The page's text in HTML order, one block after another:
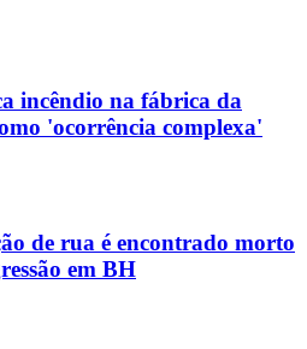
incêndio na fábrica da
'ocorrência complexa'
de rua é encontrado morto
em BH